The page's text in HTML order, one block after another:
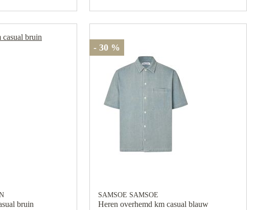
bruin
- 30 %
SAMSOE SAMSOE
Heren overhemd km casual blauw